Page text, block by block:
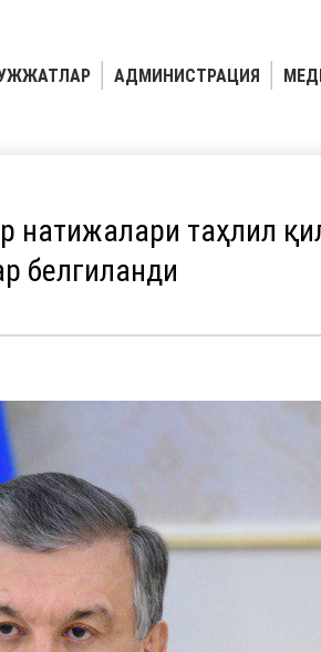
АДМИНИСТРАЦИЯ
таҳлил
белгиланди